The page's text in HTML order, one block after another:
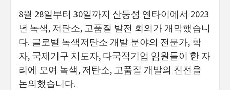
8월 28일부터 30일까지 산둥성 옌타이에서 2023
년 녹색, 저탄소, 고품질 발전 회의가 개막했습니
다. 글로벌 녹색저탄소 개발 분야의 전문가, 학
자, 국제기구 지도자, 다국적기업 임원들이 한 자
리에 모여 녹색, 저탄소, 고품질 개발의 진전을
논의했습니다.